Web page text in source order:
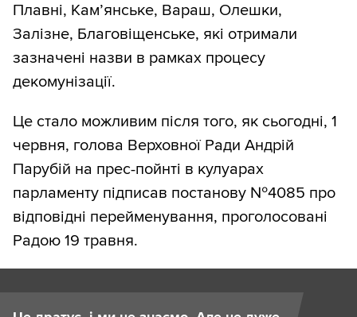
Плавні, Кам’янське, Вараш, Олешки,
Залізне, Благовіщенське, які отримали
зазначені назви в рамках процесу
декомунізації.
Це стало можливим після того, як сьогодні, 1
червня, голова Верховної Ради Андрій
Парубій на прес-пойнті в кулуарах
парламенту підписав постанову №4085 про
відповідні перейменування, проголосовані
Радою 19 травня.